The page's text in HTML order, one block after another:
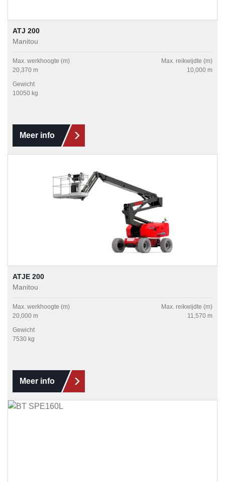
ATJ 200
Manitou
Max. werkhoogte (m)
20,370 m
Max. reikwijdte (m)
10,000 m
Gewicht
10050 kg
Meer info
ATJE 200
Manitou
Max. werkhoogte (m)
20,000 m
Max. reikwijdte (m)
11,570 m
Gewicht
7530 kg
Meer info